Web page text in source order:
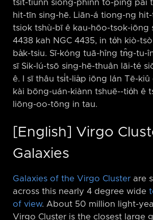
tsit-tiunn siòng-phìnn tò-pîng pâi
hit-tīn sing-hē. Liān-á tiong-ng
tsiok tshù-bī ê kau-hōo-tsok-iōng
4438 kah NGC 4435, in to̍h kiò-
ba̍k-tsiu. Sī-kóng tuā-hîng tn̂g-tu-
sī Sik-lú-tsō sing-hē-thuân lāi-té
ê. I sī thâu tsi̍t-lia̍p iōng lán Tē-kiû
kài bōng-uán-kiànn tshuē-⁠-tio̍h ê
liōng-oo-tōng in tau.
[English] Virgo
Galaxies
Galaxies of the Virgo Cluster are
across this nearly 4 degree wide
of view. About 50 million light-
Virgo Cluster is the closest large